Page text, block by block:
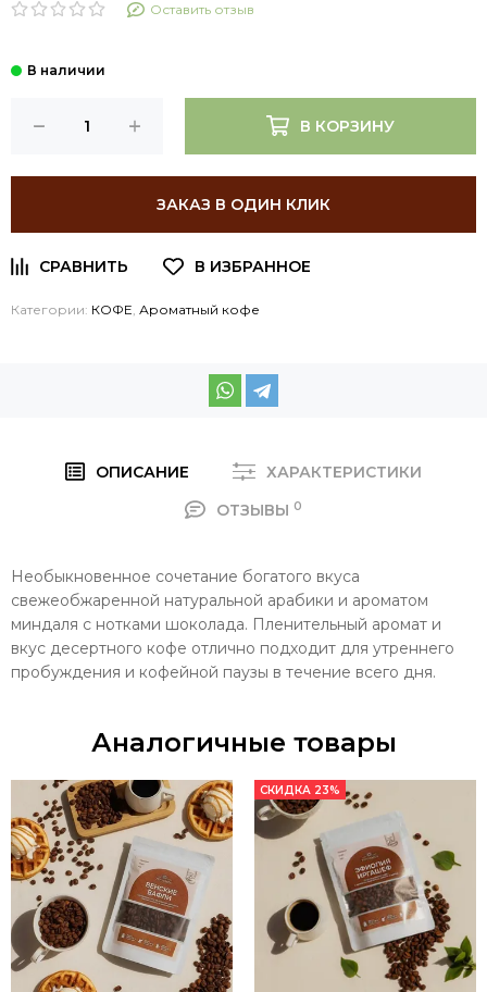
Оставить отзыв
В КОРЗИНУ
ЗАКАЗ В ОДИН КЛИК
Категории: КОФЕ Ароматный кофе
ОПИСАНИЕ
ХАРАКТЕРИСТИКИ
ОТЗЫВЫ 0
Необыкновенное сочетание богатого вкуса
свежеобжаренной натуральной арабики и ароматом
миндаля с нотками шоколада. Пленительный аромат и
вкус десертного кофе отлично подходит для утреннего
пробуждения и кофейной паузы в течение всего дня.
Аналогичные товары
СКИДКА 23%